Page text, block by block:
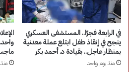
في الرابعة فجرًا.. المستشفى العسكري
ينجح في إنقاذ طفل ابتلع عملة معدنية
بمنظار عاجل.. بقيادة د. أحمد بكر
منذ يوم واحد